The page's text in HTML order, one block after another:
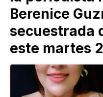
Berenice
secuestrada
este martes